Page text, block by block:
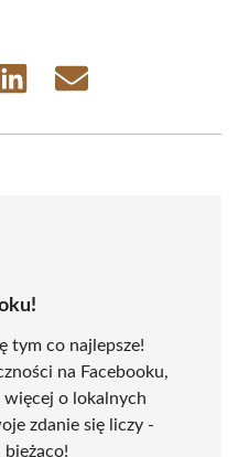
Share
Share
tym co najlepsze!
na Facebooku,
więcej o lokalnych
zdanie się liczy -
bieżąco!